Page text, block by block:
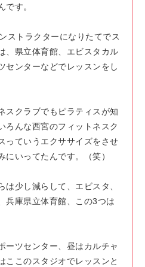
です。
ストラクターになりたてでス
、県立体育館、エビスタカル
センターなどでレッスンをし
スクラブでもピラティスが知
ろんな西宮のフィットネスク
っていうエクササイズをさせ
にいってたんです。（笑）
は少し減らして、エビスタ、
兵庫県立体育館、この3つは
ーツセンター、昼はカルチャ
ここのスタジオでレッスンと